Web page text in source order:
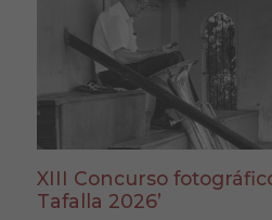
XIII Concurso
Tafalla 2026’